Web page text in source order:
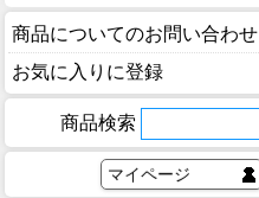
商品についてのお問い合わせ
お気に入りに登録
商品検索
マイページ